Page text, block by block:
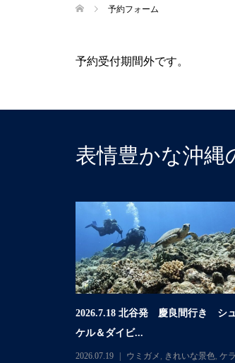
予約フォーム
予約受付期間外です。
表情豊かな沖縄
2026.7.18 北谷発 慶良間行き シ
ケル＆ダイビ...
2026.07.19 ウミガメ きれいな景色 ケ